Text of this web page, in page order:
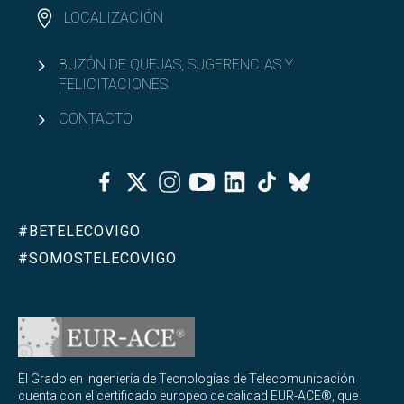
Acceso y admisión en el GETT
GETT
Bachelor Degree in Telecommunication
(PARS)
Plan Viejo (PARS)
Abrir
Másteres
LOCALIZACIÓN
BUZÓN DE QUEJAS, SUGERENCIAS Y
FELICITACIONES
CONTACTO
FacebookTwitterInstagramYoutubeLinkedinTiktok
Bluesky
#BETELECOVIGO
#SOMOSTELECOVIGO
El Grado en Ingeniería de Tecnologías de Telecomunicación
cuenta con el certificado europeo de calidad EUR-ACE®, que